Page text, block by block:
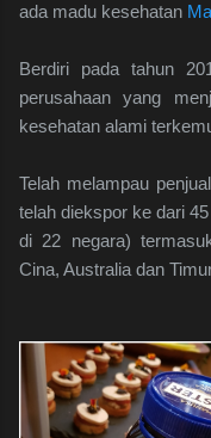
ada madu kesehatan
Berdiri pada tahun
perusahaan yang
kesehatan alami
Telah melampau
telah diekspor ke dari
di 22 negara)
Cina, Australia dan